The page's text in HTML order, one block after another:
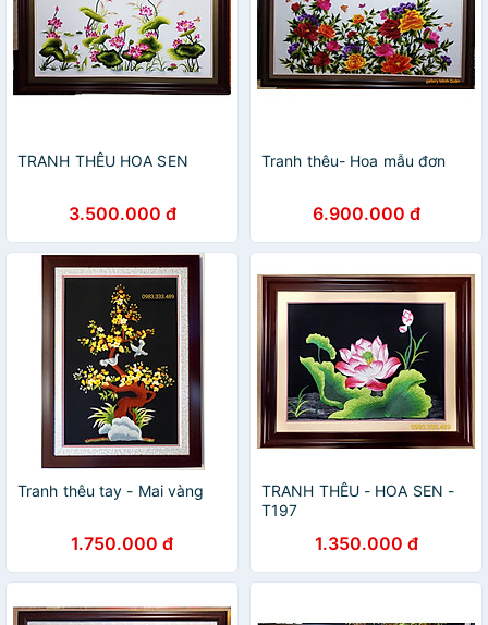
TRANH THÊU HOA SEN
3.500.000 đ
Tranh thêu- Hoa mẫu đơn
6.900.000 đ
Tranh thêu tay - Mai vàng
1.750.000 đ
TRANH THÊU - HOA SEN -
T197
1.350.000 đ